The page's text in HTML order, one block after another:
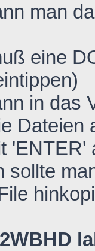
man
eine
in das
Dateien
'ENTER'
sollte